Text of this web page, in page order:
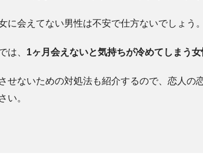
に会えてない男性は不安で仕方ないでしょう。
は、 1ヶ月会えないと気持ちが冷めてしまう
せないための対処法も紹介するので、恋人の
い。